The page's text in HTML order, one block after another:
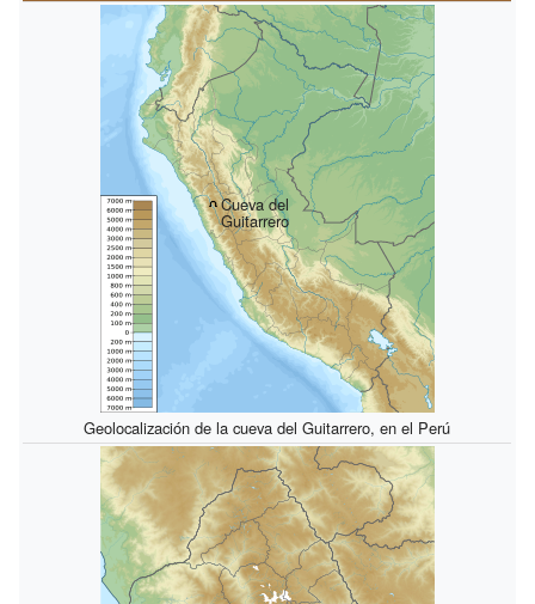
Cueva del
Guitarrero
Geolocalización de la cueva del Guitarrero, en el Perú